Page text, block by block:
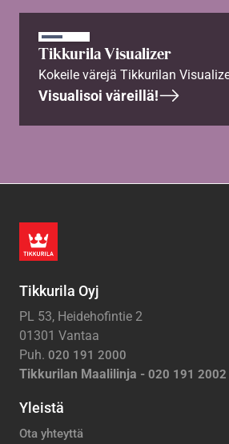
Tikkurila Visualizer
Kokeile värejä Tikkurilan
Visualisoi väreillä!
Tikkurila Oyj
PL 53, Heidehofintie 2
01301 Vantaa
Puh. 020 191 2000
Tikkurilan Maalilinja - 020 191 2002
Yleistä
Ota yhteyttä